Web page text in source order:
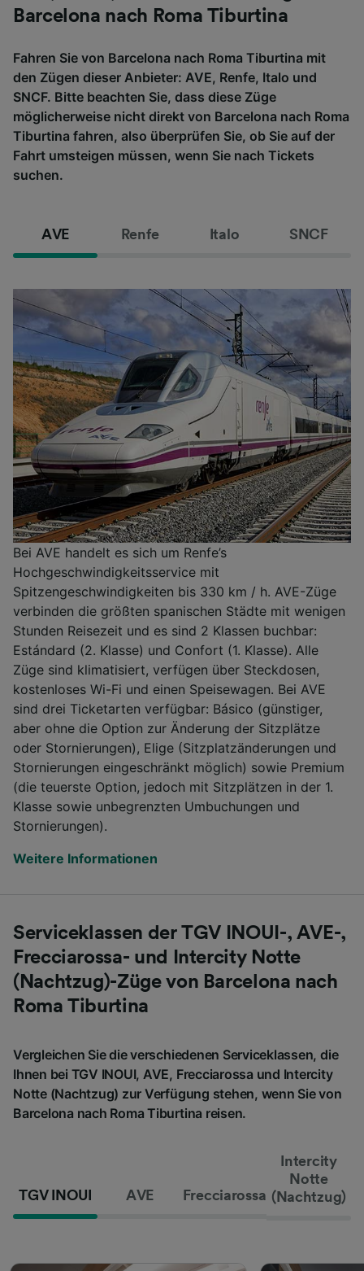
Barcelona nach Roma Tiburtina
Fahren Sie von Barcelona nach Roma Tiburtina mit
den Zügen dieser Anbieter: AVE, Renfe, Italo und
SNCF. Bitte beachten Sie, dass diese Züge
möglicherweise nicht direkt von Barcelona nach Roma
Tiburtina fahren, also überprüfen Sie, ob Sie auf der
Fahrt umsteigen müssen, wenn Sie nach Tickets
suchen.
AVE Renfe Italo SNCF
Bei AVE handelt es sich um Renfe’s
Hochgeschwindigkeitsservice mit
Spitzengeschwindigkeiten bis 330 km / h. AVE-Züge
verbinden die größten spanischen Städte mit wenigen
Stunden Reisezeit und es sind 2 Klassen buchbar:
Estándard (2. Klasse) und Confort (1. Klasse). Alle
Züge sind klimatisiert, verfügen über Steckdosen,
kostenloses Wi-Fi und einen Speisewagen. Bei AVE
sind drei Ticketarten verfügbar: Básico (günstiger,
aber ohne die Option zur Änderung der Sitzplätze
oder Stornierungen), Elige (Sitzplatzänderungen und
Stornierungen eingeschränkt möglich) sowie Premium
(die teuerste Option, jedoch mit Sitzplätzen in der 1.
Klasse sowie unbegrenzten Umbuchungen und
Stornierungen).
Weitere Informationen
Serviceklassen der TGV INOUI-, AVE-,
Frecciarossa- und Intercity Notte
(Nachtzug)-Züge von Barcelona nach
Roma Tiburtina
Vergleichen Sie die verschiedenen Serviceklassen, die
Ihnen bei TGV INOUI, AVE, Frecciarossa und Intercity
Notte (Nachtzug) zur Verfügung stehen, wenn Sie von
Barcelona nach Roma Tiburtina reisen.
TGV INOUI AVE Frecciarossa
Intercity
Notte
(Nachtzug)